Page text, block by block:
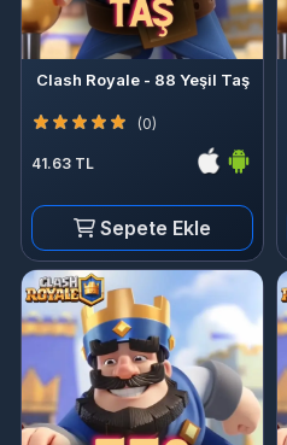
Clash Royale - 88 Yeşil Taş
(0)
41.63 TL
Sepete Ekle